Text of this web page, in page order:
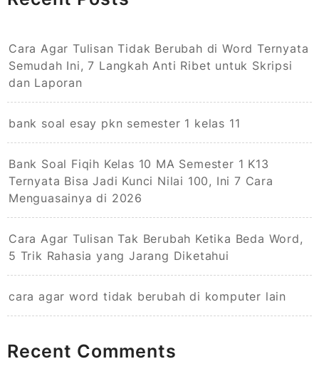
Cara Agar Tulisan Tidak Berubah di Word Ternyata
Semudah Ini, 7 Langkah Anti Ribet untuk Skripsi
dan Laporan
bank soal esay pkn semester 1 kelas 11
Bank Soal Fiqih Kelas 10 MA Semester 1 K13
Ternyata Bisa Jadi Kunci Nilai 100, Ini 7 Cara
Menguasainya di 2026
Cara Agar Tulisan Tak Berubah Ketika Beda Word,
5 Trik Rahasia yang Jarang Diketahui
cara agar word tidak berubah di komputer lain
Recent Comments